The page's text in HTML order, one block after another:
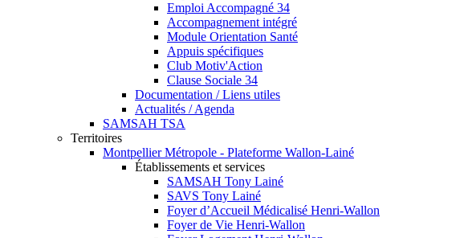
Emploi Accompagné 34
Accompagnement intégré
Module Orientation Santé
Appuis spécifiques
Club Motiv'Action
Clause Sociale 34
Documentation / Liens utiles
Actualités / Agenda
SAMSAH TSA
Territoires
Montpellier Métropole - Plateforme Wallon-Lainé
Établissements et services
SAMSAH Tony Lainé
SAVS Tony Lainé
Foyer d’Accueil Médicalisé Henri-Wallon
Foyer de Vie Henri-Wallon